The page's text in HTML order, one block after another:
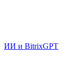
ИИ и BitrixGPT